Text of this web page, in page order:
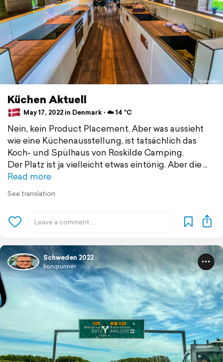
Küchen Aktuell
May 17, 2022 in Denmark ⋅ ☁️ 14 °C
Nein, kein Product Placement. Aber was aussieht
wie eine Küchenausstellung, ist tatsächlich das
Koch- und Spülhaus von Roskilde Camping.
Der Platz ist ja vielleicht etwas eintönig. Aber die
Read more
See translation
Schweden 2022
konqrunner